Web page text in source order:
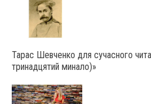
Тарас Шевченко для сучасного
тринадцятий минало)»